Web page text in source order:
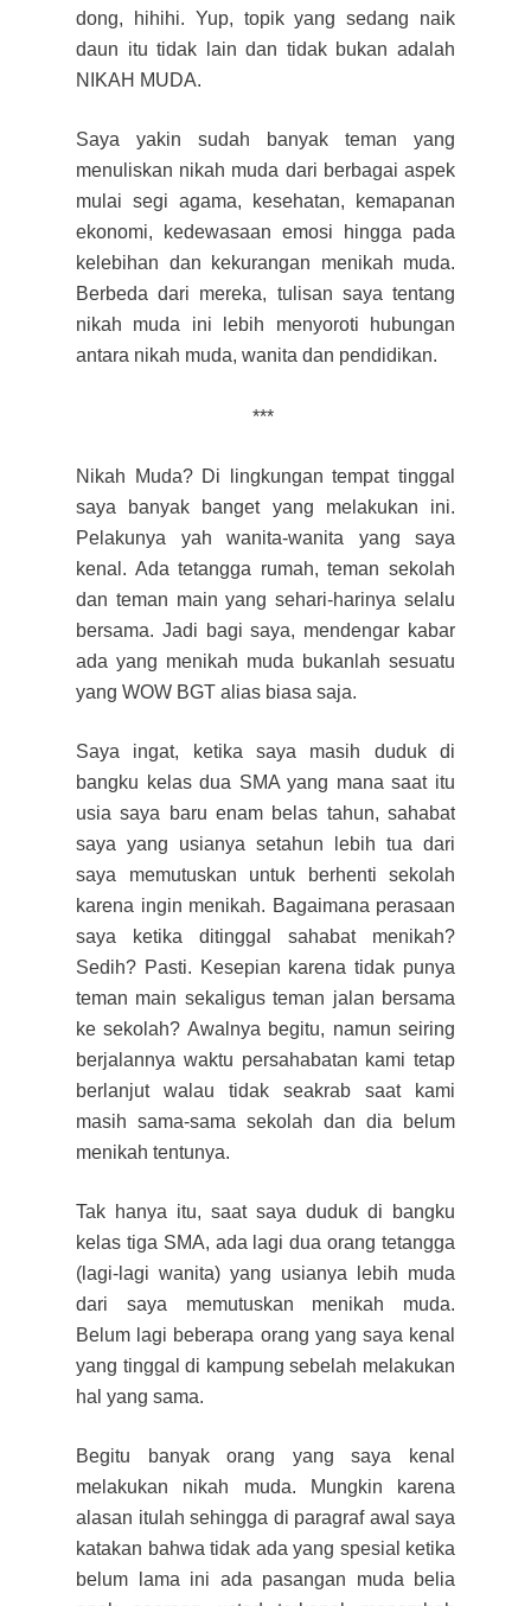
dong, hihihi. Yup, topik yang sedang naik
daun itu tidak lain dan tidak bukan adalah
NIKAH MUDA.
Saya yakin sudah banyak teman yang
menuliskan nikah muda dari berbagaiaspek
mulai segi agama, kesehatan, kemapanan
ekonomi, kedewasaan emosi
hingga pada
kelebihan dan kekurangan menikah muda.
Berbeda dari mereka, tulisan saya tentang
nikah muda ini lebih menyoroti hubungan
antara nikah muda, wanita dan pendidikan.
***
N ikah Muda? Di lingkungan tempat tinggal
saya banyak banget yang melakukan ini.
Pe lakunya yah wanita-wanita yang saya
kenal. Ada tetangga rumah, teman sekolah
dan teman main yang sehari-harinya selalu
bersama. Jadi bagi saya, mendengar kabar
ada yang menikah muda bukanlah sesuatu
yang WOW BGT alias biasa saja.
Saya ingat, ketika saya masih duduk di
bangku kelas dua SMA yang mana saat itu
usia saya baru enam belas tahun, sahabat
saya yang usianya setahun lebih tua dari
saya memutuskan untuk berhenti sekolah
karena ingin menikah. Bagaimana perasaan
saya ketika ditinggal sahabat menikah?
Sedih? Pasti. Kesepian karena tidak punya
teman main sekaligus teman jalan bersama
ke sekolah? Awalnya begitu, namun seiring
berjalannya waktu persahabatan kami tetap
berlanjut walau tidak seakrab saat kami
masih sama-sama sekolah dan dia belum
menikah tentunya.
Tak hanya itu, saat saya duduk di bangku
kelas tiga SMA, ada lagi dua orang tetangga
(lagi-lagi wanita) yang usianya lebih muda
dari saya memutuskan menikah muda.
Belum lagi beberapa orang yang saya kenal
yang tinggal di kampung sebelah melakukan
hal yang sama.
Begitu banyak orang yang saya kenal
melakukan nikah muda.
Mungkin karena
alasan itulah sehingga di paragraf awal saya
katakan bahwa tidak ada yang spesial ketika
belum lama ini ada pasangan muda belia